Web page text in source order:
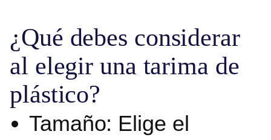
¿Qué debes considerar
al elegir una tarima de
plástico?
Tamaño: Elige el